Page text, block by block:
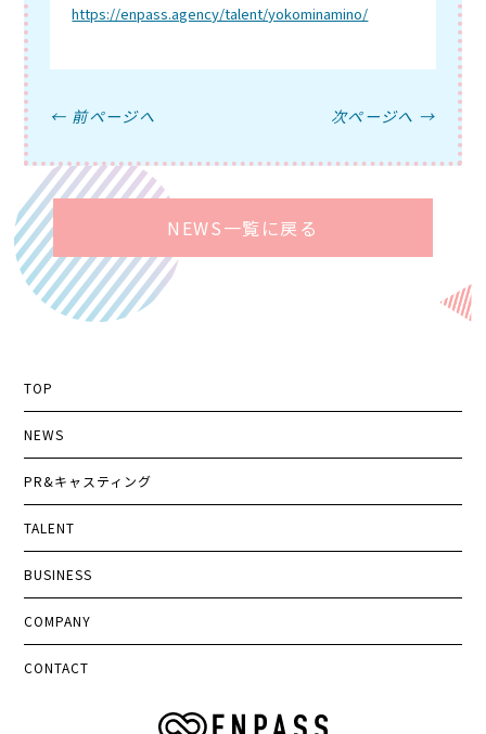
https://enpass.agency/talent/yokominamino/
← 前ページへ 次ページへ →
NEWS一覧に戻る
TOP
NEWS
PR&キャスティング
TALENT
BUSINESS
COMPANY
CONTACT